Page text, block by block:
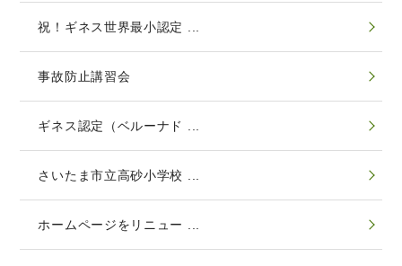
祝！ギネス世界最小認定 ...
事故防止講習会
ギネス認定（ベルーナド ...
さいたま市立高砂小学校 ...
ホームページをリニュー ...